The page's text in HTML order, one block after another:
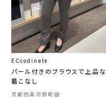
ECcodinate
パール付きのブラウスで上品な
着こなし
京都四条河原町店